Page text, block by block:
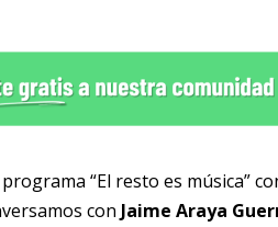
“El resto es música”
con Jaime Araya